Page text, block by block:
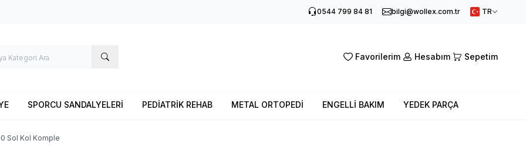
0544 799 84 81 bilgi@wollex.com.tr TR
Favorilerim Hesabım Sepetim
SPORCU SANDALYELERİ PEDİATRİK REHAB METAL ORTOPEDİ ENGELLİ BAKIM YEDEK PARÇA
Sol Kol Komple